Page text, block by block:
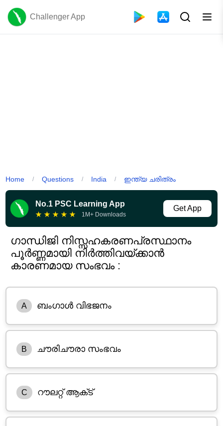
Challenger App
Home / Questions / India / ഇന്ത്യ ചരിത്രം
No.1 PSC Learning App
★ ★ ★ ★ ★ 1M+ Downloads
Get App
ഗാന്ധിജി നിസ്സഹകരണപ്രസ്ഥാനം
പൂർണ്ണമായി നിർത്തിവയ്ക്കാൻ
കാരണമായ സംഭവം :
A ബംഗാൾ വിഭജനം
B ചൗരിചൗരാ സംഭവം
C റൗലറ്റ് ആക്‌ട്